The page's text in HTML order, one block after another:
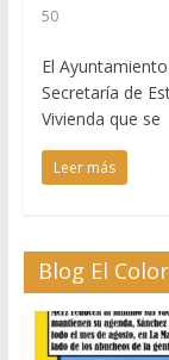
50
El
Secretaría de
Vivienda que se
Leer más
Blog El